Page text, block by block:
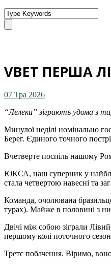
VBET ПЕРША
07 Тра 2026
“Лелеки” зіграють удома з
Минулої неділі номінально
Берег. Єдиного точного
Вчетверте поспіль нашому
ЮКСА, наш суперник у
стала четвертою навесні та
Команда, очолювана
турах). Майже в половині з
Двічі між собою зіграли
першому колі поточного
Третє побачення. Віримо,